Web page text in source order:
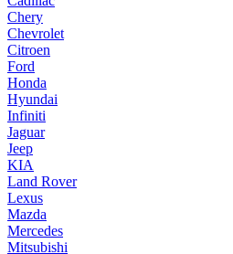
Chery
Chevrolet
Citroen
Ford
Honda
Hyundai
Infiniti
Jaguar
Jeep
KIA
Land Rover
Lexus
Mazda
Mercedes
Mitsubishi